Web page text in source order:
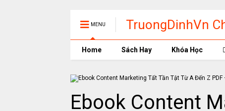
MENU
TruongDinhVn
phần mềm học
Home Sách Hay Khóa Học
Ebook Content